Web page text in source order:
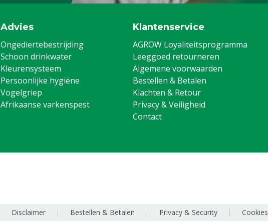
Advies
Ongediertebestrijding
Schoon drinkwater
Kleurensysteem
Persoonlijke hygiëne
Vogelgriep
Afrikaanse varkenspest
Klantenservice
AGROW Loyaliteitsprogramma
Leeggoed retourneren
Algemene voorwaarden
Bestellen & Betalen
Klachten & Retour
Privacy & Veiligheid
Contact
Disclaimer Bestellen & Betalen Privacy & Security Cookies